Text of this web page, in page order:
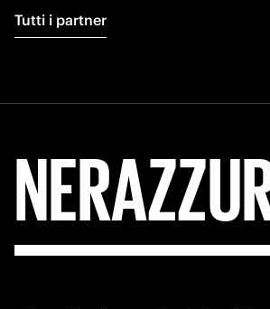
Tutti i partner